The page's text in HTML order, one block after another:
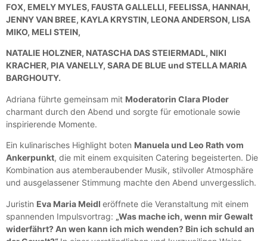
FOX, EMELY MYLES, FAUSTA GALLELLI, FEELISSA, HANNAH,
JENNY VAN BREE, KAYLA KRYSTIN, LEONA ANDERSON, LISA
MIKO, MELI STEIN,
NATALIE HOLZNER, NATASCHA DAS STEIERMADL, NIKI
KRACHER, PIA VANELLY, SARA DE BLUE und STELLA MARIA
BARGHOUTY.
Adriana führte gemeinsam mit Moderatorin Clara Ploder
charmant durch den Abend und sorgte für emotionale sowie
inspirierende Momente.
Ein kulinarisches Highlight boten Manuela und Leo Rath vom
Ankerpunkt, die mit einem exquisiten Catering begeisterten. Die
Kombination aus atemberaubender Musik, stilvoller Atmosphäre
und ausgelassener Stimmung machte den Abend unvergesslich.
Juristin Eva Maria Meidl eröffnete die Veranstaltung mit einem
spannenden Impulsvortrag: „Was mache ich, wenn mir Gewalt
widerfährt? An wen kann ich mich wenden? Bin ich schuld an